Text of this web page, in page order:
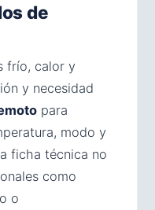
de
frío, calor y
y necesidad
para
modo y
ficha técnica no
como
o